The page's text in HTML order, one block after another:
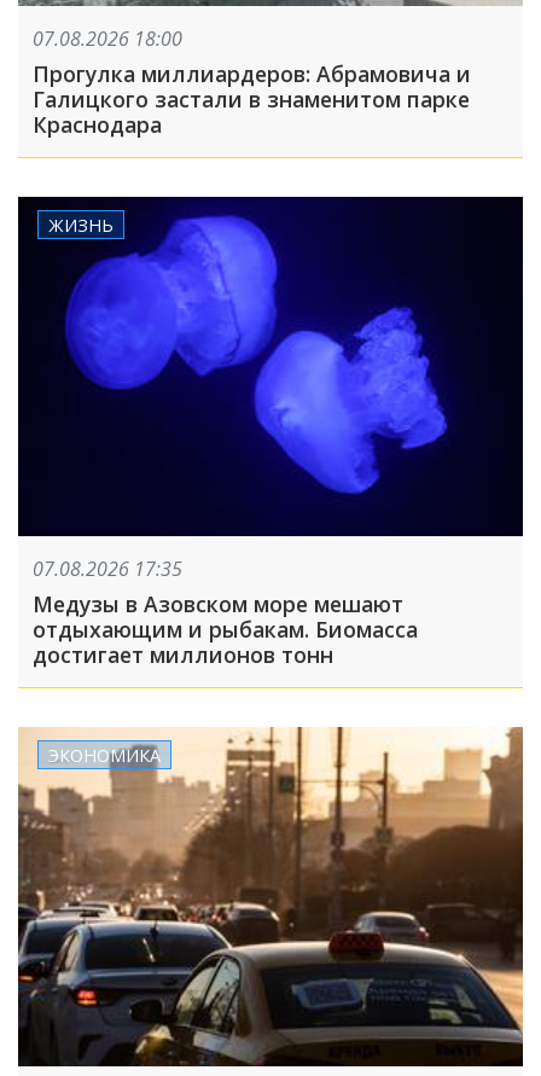
07.08.2026 18:00
Прогулка миллиардеров: Абрамовича и
Галицкого застали в знаменитом парке
Краснодара
ЖИЗНЬ
07.08.2026 17:35
Медузы в Азовском море мешают
отдыхающим и рыбакам. Биомасса
достигает миллионов тонн
ЭКОНОМИКА